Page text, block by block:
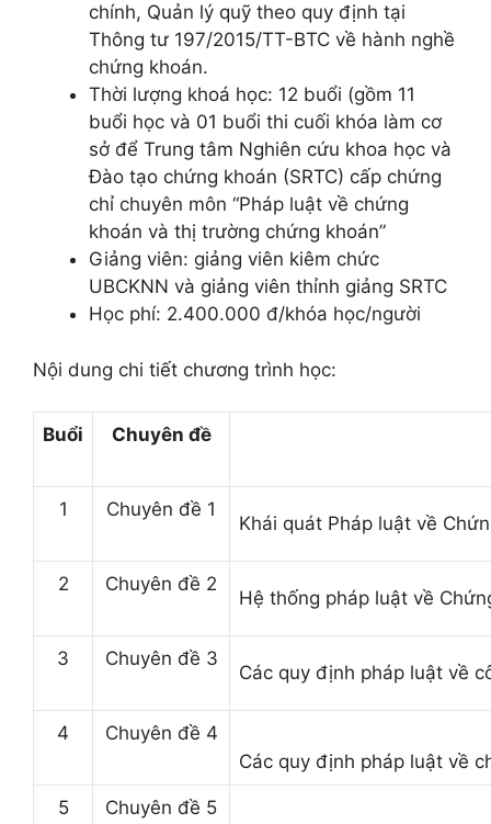
chính, Quản lý quỹ theo quy định tại
Thông tư 197/2015/TT-BTC về hành nghề
chứng khoán.
Thời lượng khoá học: 12 buổi (gồm 11
buổi học và 01 buổi thi cuối khóa làm cơ
sở để Trung tâm Nghiên cứu khoa học và
Đào tạo chứng khoán (SRTC) cấp chứng
chỉ chuyên môn “Pháp luật về chứng
khoán và thị trường chứng khoán”
Giảng viên: giảng viên kiêm chức
UBCKNN và giảng viên thỉnh giảng SRTC
Học phí: 2.400.000 đ/khóa học/người
Nội dung chi tiết chương trình học:
Buổi Chuyên đề
1 Chuyên đề 1
Khái quát Pháp luật về
2 Chuyên đề 2
Hệ thống pháp luật về
3 Chuyên đề 3
Các quy định pháp luật về
4
Chuyên đề 4
Các quy định pháp luật về
5
Chuyên đề 5